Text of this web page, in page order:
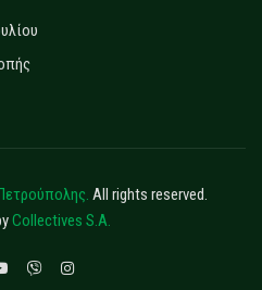
All rights reserved.
Collectives S.A.